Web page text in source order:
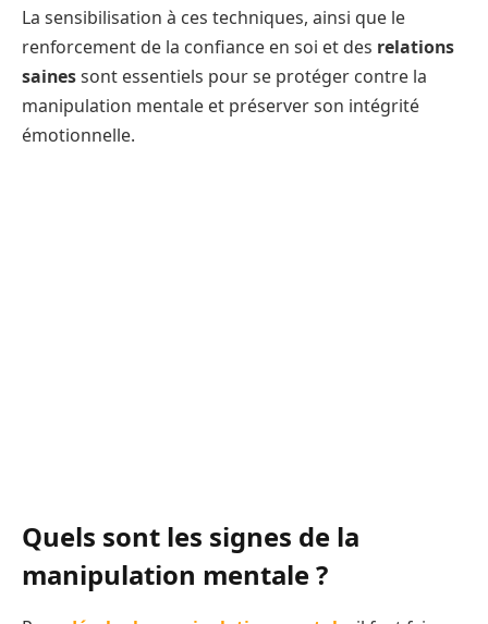
La sensibilisation à ces techniques, ainsi que le
renforcement de la confiance en soi et des relations
sainessont essentiels pour se protéger contre la
manipulation mentale et préserver son intégrité
émotionnelle.
Quels sont les signes de la
manipulation mentale ?